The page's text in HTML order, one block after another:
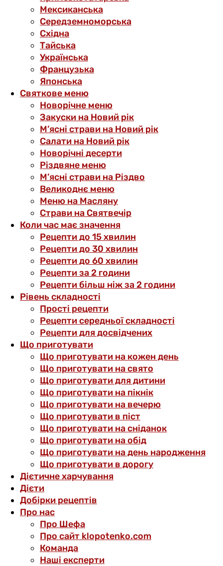
Мексиканська
Середземноморська
Східна
Тайська
Українська
Французька
Японська
Святкове меню
Новорічне меню
Закуски на Новий рік
М’ясні страви на Новий рік
Салати на Новий рік
Новорічні десерти
Різдвяне меню
М’ясні страви на Різдво
Великоднє меню
Меню на Масляну
Страви на Святвечір
Коли час має значення
Рецепти до 15 хвилин
Рецепти до 30 хвилин
Рецепти до 60 хвилин
Рецепти за 2 години
Рецепти більш ніж за 2 години
Рівень складності
Прості рецепти
Рецепти середньої складності
Рецепти для досвідчених
Що приготувати
Що приготувати на кожен день
Що приготувати на свято
Що приготувати для дитини
Що приготувати на пікнік
Що приготувати на вечерю
Що приготувати в піст
Що приготувати на сніданок
Що приготувати на обід
Що приготувати на день народження
Що приготувати в дорогу
Дієтичне харчування
Дієти
Добірки рецептів
Про нас
Про Шефа
Про сайт klopotenko.com
Команда
Наші експерти